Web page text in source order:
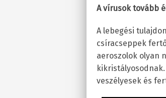
A vírusok tovább
A lebegési
csíracseppek
aeroszolok olyan
veszélyesek és